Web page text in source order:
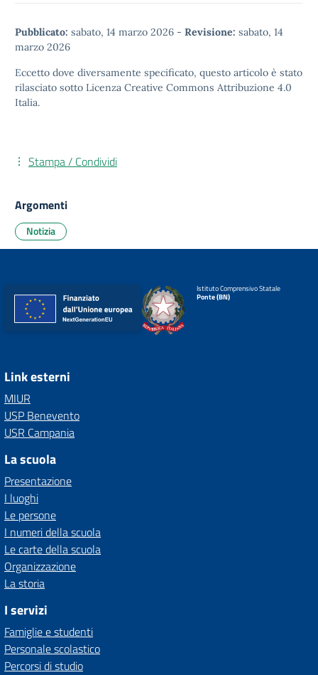
Pubblicato: sabato, 14 marzo 2026 - Revisione: sabato, 14
marzo 2026
Eccetto dove diversamente specificato, questo articolo è stato
rilasciato sotto Licenza Creative Commons Attribuzione 4.0
Italia.
Stampa / Condividi
Argomenti
Notizia
Istituto Comprensivo Statale
Ponte (BN)
Link esterni
MIUR
USP Benevento
USR Campania
La scuola
Presentazione
I luoghi
Le persone
I numeri della scuola
Le carte della scuola
Organizzazione
La storia
I servizi
Famiglie e studenti
Personale scolastico
Percorsi di studio